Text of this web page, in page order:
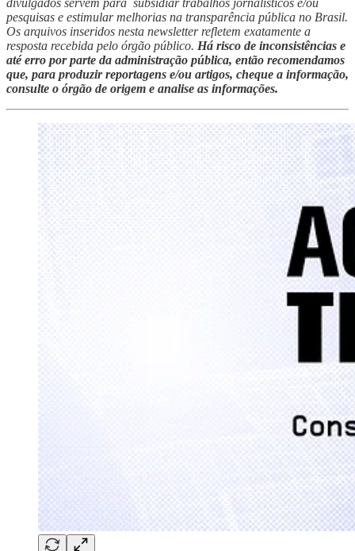
divulgados servem para subsidiar trabalhos jornalísticos e/ou
pesquisas e estimular melhorias na transparência pública no Brasil.
Os arquivos inseridos nesta newsletter refletem exatamente a
resposta recebida pelo órgão público. Há risco de inconsistências e
até erro por parte da administração pública, então recomendamos
que, para produzir reportagens e/ou artigos, cheque a informação,
consulte o órgão de origem e analise as informações.